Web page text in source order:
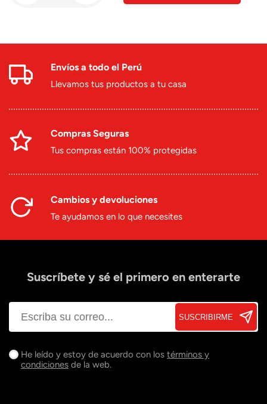
Envíos a todo el Perú
Llevamos tus productos a tu casa
Compras Seguras
Tus compras están 100% protegidas
Cambios y devoluciones
Te ayudamos en lo que necesites
Suscríbete y sé el primero en enterarte
SUSCRIBIRME
He leído y estoy de acuerdo con los términos y
condiciones de la web.